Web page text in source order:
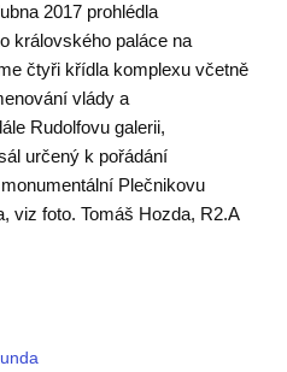
2017 prohlédla
královského paláce na
čtyři křídla komplexu včetně
vlády a
Rudolfovu galerii,
určený k pořádání
Plečnikovu
viz foto. Tomáš Hozda, R2.A